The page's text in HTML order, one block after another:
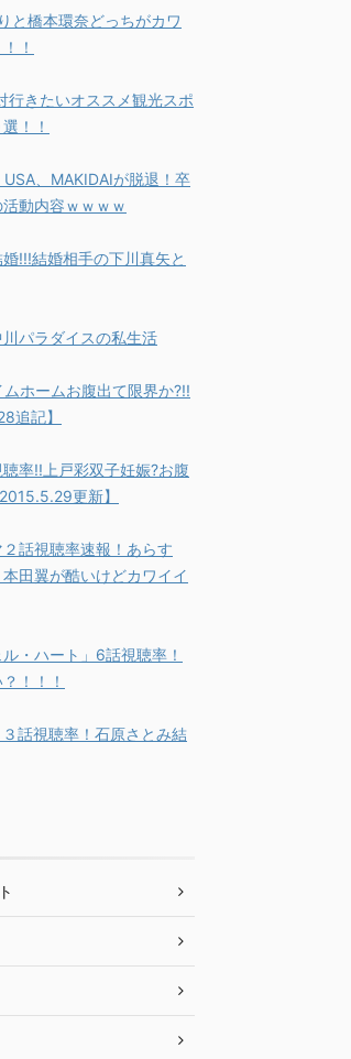
と橋本環奈どっちがカワ
！
行きたいオススメ観光スポ
！！
USA、MAKIDAIが脱退！卒
動内容ｗｗｗｗ
婚!!!結婚相手の下川真矢と
パラダイスの私生活
ムホームお腹出て限界か?!!
追記】
率!!上戸彩双子妊娠?お腹
更新】
２話視聴率速報！あらす
田翼が酷いけどカワイイ
ル・ハート」6話視聴率！
！！！
話視聴率！石原さとみ結